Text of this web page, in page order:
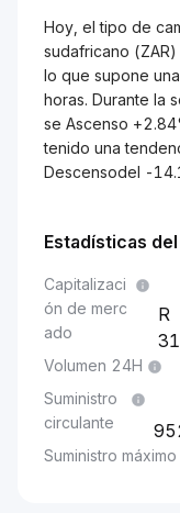
Hoy, el tipo de
sudafricano
lo que supone
horas. Durante la
se Ascenso
tenido una
Descensodel -
Estadísticas
Capitalizaci
ón de merc
ado
Volumen 24H
Suministro
circulante
Suministro máximo